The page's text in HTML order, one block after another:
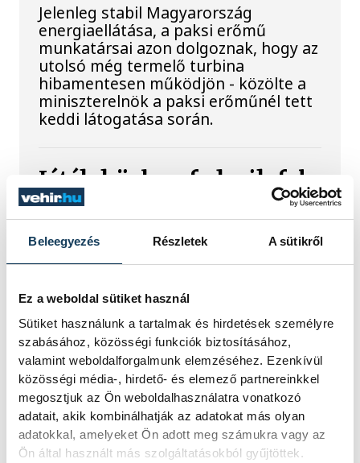
Beleegyezés Részletek A sütikről
Ez a weboldal sütiket használ
Sütiket használunk a tartalmak és hirdetések személyre
szabásához, közösségi funkciók biztosításához,
valamint weboldalforgalmunk elemzéséhez. Ezenkívül
közösségi média-, hirdető- és elemező partnereinkkel
megosztjuk az Ön weboldalhasználatra vonatkozó
adatait, akik kombinálhatják az adatokat más olyan
adatokkal, amelyeket Ön adott meg számukra vagy az
Ön által használt más szolgáltatásokból gyűjtöttek.
Jelenleg stabil Magyarország
energiaellátása, a paksi erőmű
munkatársai azon dolgoznak, hogy az
utolsó még termelő turbina
hibamentesen működjön - közölte a
miniszterelnök a paksi erőműnél tett
keddi látogatása során.
Játék közben fedezik fel
a tudomány világát a
veszprémi gyerekek
Látványos kísérletek, kreatív
feladatok és sok-sok élmény várja a
gyerekeket a veszprémi Tinker
Labsben. Videónkban Balassa
Marietta, a központ vezetője mutatja
be, hogyan teszik izgalmassá a
természettudományok
megismerését.
Augusztus 12-én